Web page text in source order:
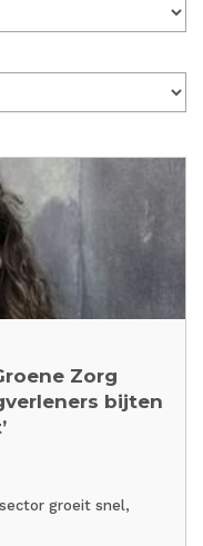
Zorg
bijten
groeit snel,